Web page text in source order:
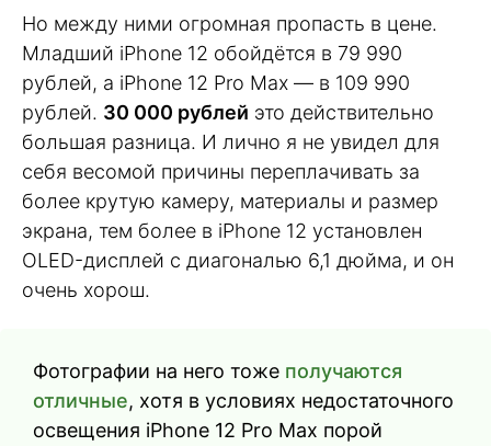
Но между ними огромная пропасть в цене.
Младший iPhone 12 обойдётся в 79 990
рублей, а iPhone 12 Pro Max — в 109 990
рублей. 30 000 рублей это действительно
большая разница. И лично я не увидел для
себя весомой причины переплачивать за
более крутую камеру, материалы и размер
экрана, тем более в iPhone 12 установлен
OLED-дисплей с диагональю 6,1 дюйма, и он
очень хорош.
Фотографии на него тоже получаются
отличные, хотя в условиях недостаточного
освещения iPhone 12 Pro Max порой